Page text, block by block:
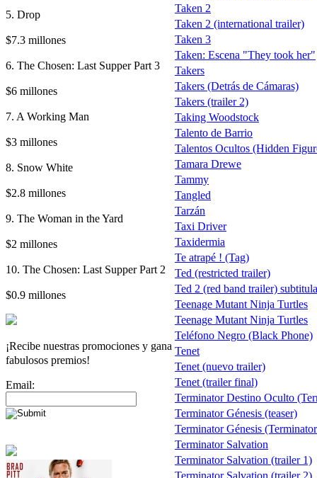
5. Drop
$7.3 millones
6. The Chosen: Last Supper Part 3
$6 millones
7. A Working Man
$3 millones
8. Snow White
$2.8 millones
9. The Woman in the Yard
$2 millones
10. The Chosen: Last Supper Part 2
$0.9 millones
¡Recibe nuestras promociones y gana
fabulosos premios!
Email:
Taken 2
Taken 2 (international trailer)
Taken 3
Taken: Escena "They took her"
Takers
Takers (Detrás de Cámaras)
Takers (trailer 2)
Taking Woodstock
Talento de Barrio
Talentos Ocultos (Hidden
Tamara Drewe
Tammy
Tangled
Tarzán
Taxi Driver
Taxidermia
Te atrapé ! (Tag)
Ted (restricted trailer)
Ted 2 (red band trailer)
Teenage Mutant Ninja Turtles
Teenage Mutant Ninja Turtles
Teléfono Negro (Black Phone)
Tenet
Tenet (nuevo trailer)
Tenet (trailer final)
Terminator Destino Oculto
Terminator Génesis (teaser)
Terminator Génesis
Terminator Salvation
Terminator Salvation (trailer 1)